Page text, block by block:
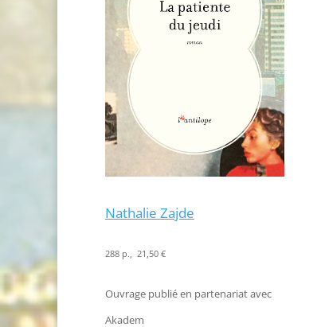
Nathalie Zajde
288 p., 21,50 €
Ouvrage publié en partenariat avec
Akadem